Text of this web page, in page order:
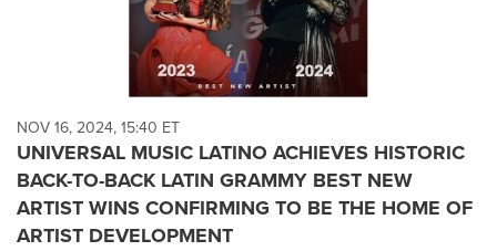
NOV 16, 2024, 15:40 ET
UNIVERSAL MUSIC LATINO ACHIEVES HISTORIC
BACK-TO-BACK LATIN GRAMMY BEST NEW
ARTIST WINS CONFIRMING TO BE THE HOME OF
ARTIST DEVELOPMENT